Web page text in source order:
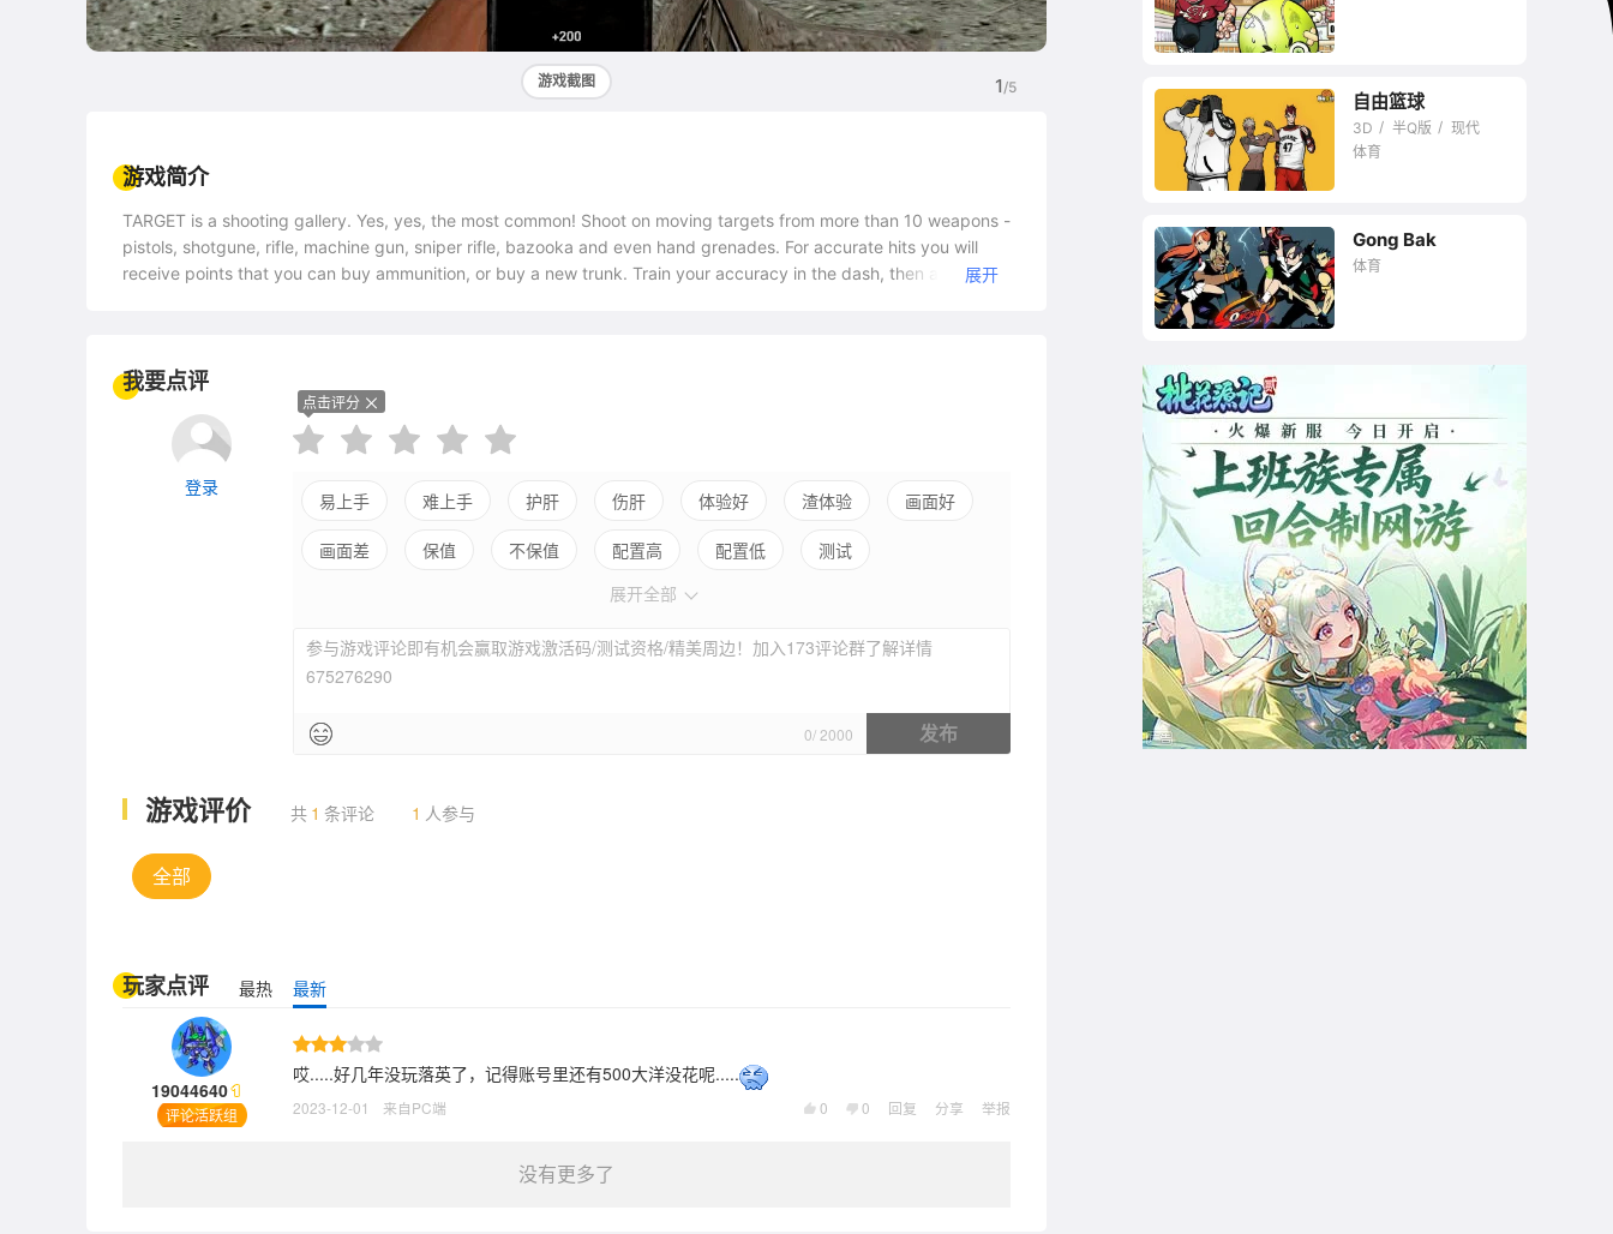
1/5
游戏截图
游戏简介
TARGET is a shooting gallery. Yes, yes, the most common! Shoot on moving targets from more than 10 weapons -
pistols, shotgune, rifle, machine gun, sniper rifle, bazooka and even hand grenades. For accurate hits you will
receive points that you can buy ammunition, or buy a new trunk. Train your accuracy in the dash, then apply展开
我要点评
登录
点击评分
易上手 难上手 护肝 伤肝 体验好 渣体验 画面好
画面差 保值 不保值 配置高 配置低
测试
展开全部
参与游戏评论即有机会赢取游戏激活码/测试资格/精美周边！加入173评论群了解详情
675276290
0/ 2000 发布
游戏评价 共 1 条评论 1 人参与
全部
玩家点评 最热 最新
19044640
评论活跃组
哎.....好几年没玩落英了，记得账号里还有500大洋没花呢.....
2023-12-01 来自PC端 0 0 回复 分享 举报
没有更多了
嘻哈风《街头篮球》
正统续作
自由篮球
3D 半Q版
现代
体育
Gong Bak
体育